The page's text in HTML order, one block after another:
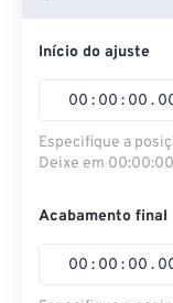
Início do ajuste
00 : 00 : 00 .
Especifique a
Deixe em
Acabamento final
00 : 00 : 00 .